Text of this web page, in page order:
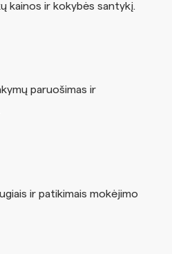
kainos ir kokybės santykį.
paruošimas ir
ir patikimais mokėjimo